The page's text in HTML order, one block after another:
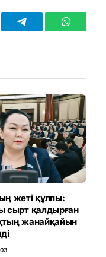
Telegram WhatsApp
жеті құлпы:
сырт қалдырған
жанайқайын